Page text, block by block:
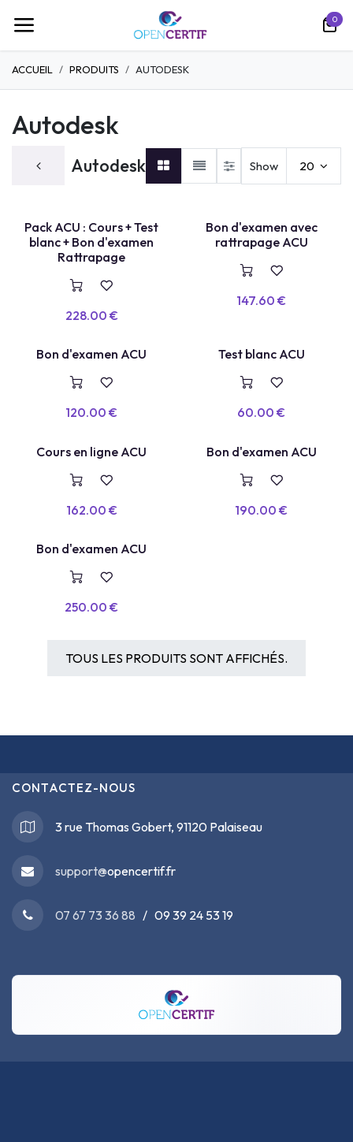
0
ACCUEIL PRODUITS AUTODESK
Autodesk
Autodesk Show 20
TEST LABEL
Pack ACU : Cours + Test
blanc + Bon d'examen
Rattrapage
228.00 €
E
X
AM
E
N
+
R
E
P
A
S
S
A
GE
Bon d'examen avec
rattrapage ACU
147.60 €
VOUCHER
Bon d'examen ACU
120.00 €
TEST BLANC
Test blanc ACU
60.00 €
COURS EN LIGNE
Cours en ligne ACU
162.00 €
Bon d'examen ACU
190.00 €
Bon d'examen ACU
250.00 €
TOUS LES PRODUITS SONT AFFICHÉS.
CONTACTEZ-NOUS
3 rue Thomas Gobert, 91120 Palaiseau
support@opencertif.fr
07 67 73 36 88 / 09 39 24 53 19